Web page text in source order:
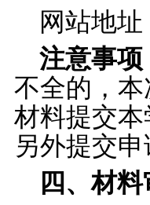
网站地址
注意事项
不全的，
材料提交
另外提交
四、材